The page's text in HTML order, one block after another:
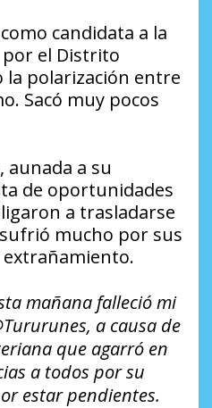
candidata a la
por el Distrito
la polarización entre
Sacó muy pocos
aunada a su
de oportunidades
a trasladarse
mucho por sus
mañana falleció mi
a causa de
que agarró en
a todos por su
estar pendientes.